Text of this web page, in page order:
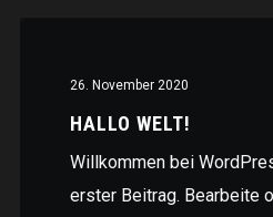
26. November 2020
HALLO WELT!
Willkommen bei
erster Beitrag. Bearbeite